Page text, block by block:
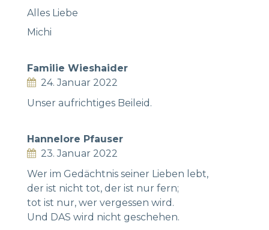
Alles Liebe
Michi
Familie Wieshaider
24. Januar 2022
Unser aufrichtiges Beileid.
Hannelore Pfauser
23. Januar 2022
Wer im Gedächtnis seiner Lieben lebt,
der ist nicht tot, der ist nur fern;
tot ist nur, wer vergessen wird.
Und DAS wird nicht geschehen.